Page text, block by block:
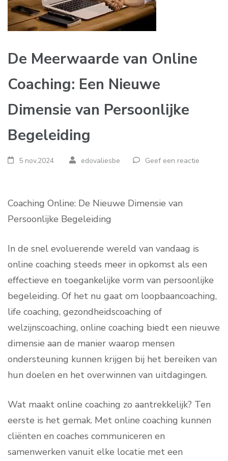
De Meerwaarde van Online
Coaching: Een Nieuwe
Dimensie van Persoonlijke
Begeleiding
5 nov,2024 edovaliesbe Geef een reactie
Coaching Online: De Nieuwe Dimensie van
Persoonlijke Begeleiding
In de snel evoluerende wereld van vandaag is
online coaching steeds meer in opkomst als een
effectieve en toegankelijke vorm van persoonlijke
begeleiding. Of het nu gaat om loopbaancoaching,
life coaching, gezondheidscoaching of
welzijnscoaching, online coaching biedt een nieuwe
dimensie aan de manier waarop mensen
ondersteuning kunnen krijgen bij het bereiken van
hun doelen en het overwinnen van uitdagingen.
Wat maakt online coaching zo aantrekkelijk? Ten
eerste is het gemak. Met online coaching kunnen
cliënten en coaches communiceren en
samenwerken vanuit elke locatie met een